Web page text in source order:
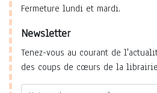
Fermeture lundi et mardi.
Newsletter
Tenez-vous au courant de
des coups de cœurs de la